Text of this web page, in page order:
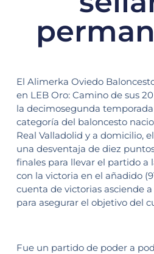
El Alimerka Oviedo
en LEB Oro: Camino de sus
la decimosegunda
categoría del baloncesto
Real Valladolid y a domicilio,
una desventaja de diez
finales para llevar el partido a
con la victoria en el añadido
cuenta de victorias asciende
para asegurar el objetivo del
Fue un partido de poder a